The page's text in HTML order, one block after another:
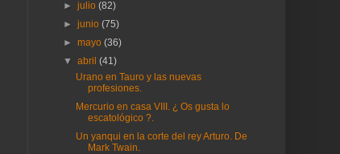
►julio(82)
►junio(75)
►mayo(36)
▼abril(41)
Urano en Tauro y las nuevas
profesiones.
Mercurio en casa VIII. ¿ Os gusta lo
escatológico ?.
Un yanqui en la corte del rey Arturo. De
Mark Twain.